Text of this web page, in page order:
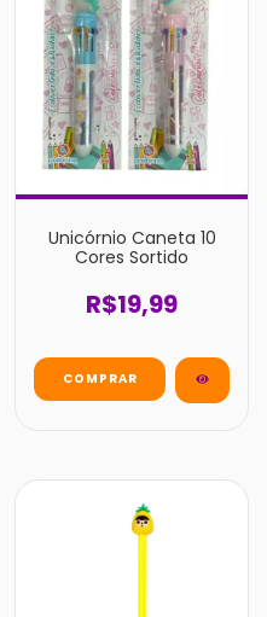
Unicórnio Caneta 10
Cores Sortido
R$19,99